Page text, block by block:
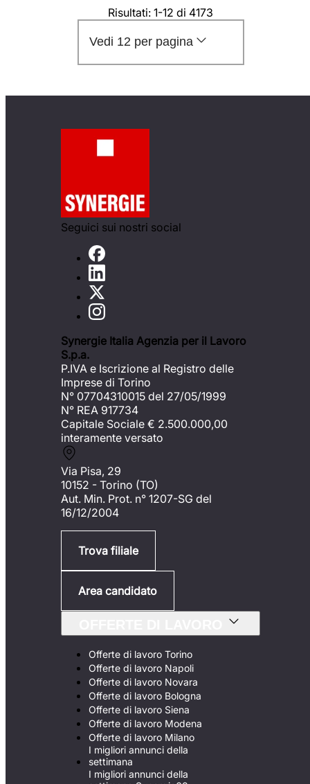
Risultati: 1-12 di 4173
Vedi 12 per pagina
Seguici sui nostri social
Synergie Italia Agenzia per il Lavoro
S.p.a.
P.IVA e Iscrizione al Registro delle
Imprese di Torino
N° 07704310015 del 27/05/1999
N° REA 917734
Capitale Sociale € 2.500.000,00
interamente versato
Via Pisa, 29
10152 - Torino (TO)
Aut. Min. Prot. n° 1207-SG del
16/12/2004
Trova filiale
Area candidato
Offerte di lavoro Torino
Offerte di lavoro Napoli
Offerte di lavoro Novara
Offerte di lavoro Bologna
Offerte di lavoro Siena
Offerte di lavoro Modena
Offerte di lavoro Milano
I migliori annunci della
settimana
I migliori annunci della